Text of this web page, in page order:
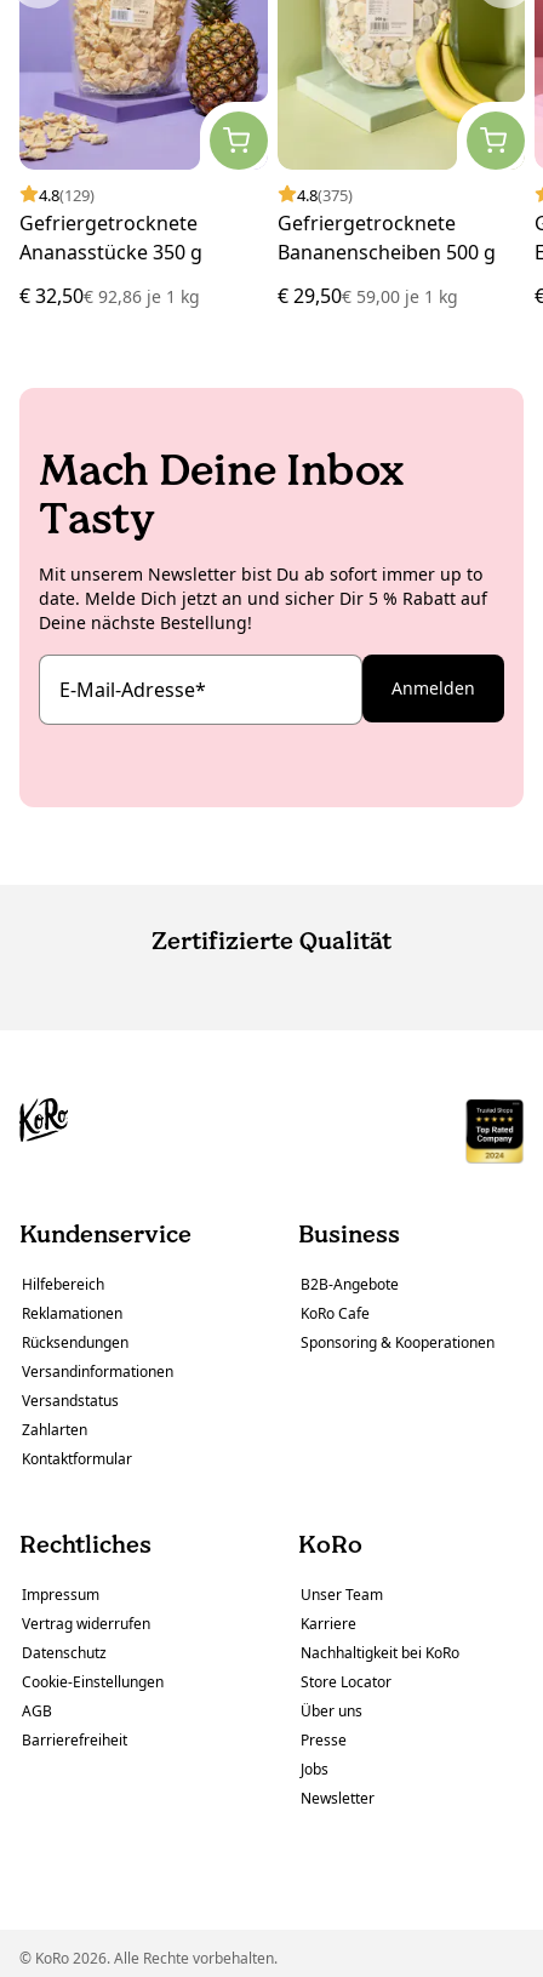
4.8(129)
Gefriergetrocknete
Ananasstücke 350 g
€ 32,50€ 92,86 je 1 kg
4.8(375)
Gefriergetrocknete
Bananenscheiben 500 g
€ 29,50€ 59,00 je1 kg
Mach Deine Inbox
Tasty
Mit unserem Newsletter bist Du ab sofort immer up to
date. Melde Dich jetzt an und sicher Dir 5 % Rabatt auf
Deine nächste Bestellung!
E-Mail-Adresse* Anmelden
Zertifizierte Qualität
Kundenservice
Hilfebereich
Reklamationen
Rücksendungen
Versandinformationen
Versandstatus
Zahlarten
Kontaktformular
Business
B2B-Angebote
KoRo Cafe
Sponsoring & Kooperationen
Rechtliches
Impressum
Vertrag widerrufen
Datenschutz
Cookie-Einstellungen
AGB
Barrierefreiheit
KoRo
Unser Team
Karriere
Nachhaltigkeit bei KoRo
Store Locator
Über uns
Presse
Jobs
Newsletter
© KoRo 2026. Alle Rechte vorbehalten.